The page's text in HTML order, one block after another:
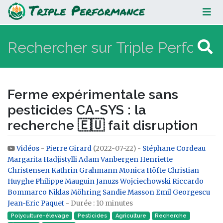
Ferme expérimentale sans
pesticides CA-SYS : la recherche
🇪🇺 fait disruption
Ferme expérimentale sans
pesticides CA-SYS : la
recherche 🇪🇺 fait disruption
Aller à :navigation,rechercher
Vidéos - Pierre Girard (2022-07-22) - Stéphane Cordeau
Margarita HadjistylliAdam Vanbergen Henriette
ChristensenKathrin GrahmannMonica Höfte Christian
HuyghePhilippe MauguinJanuzs Wojciechowski Riccardo
Bommarco Niklas Möhring Sandie Masson Emil Georgescu
Jean-Eric Paquet - Durée : 10 minutes
Polyculture-élevage Pesticides Agriculture
Recherche